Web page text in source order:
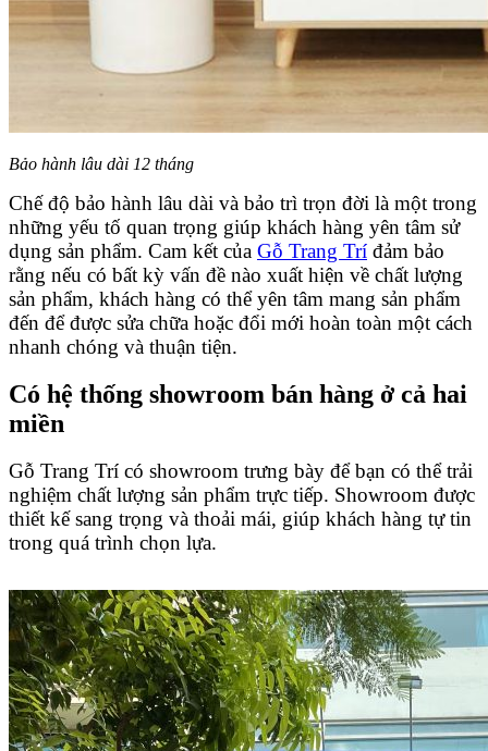
Bảo hành lâu dài 12 tháng
Chế độ bảo hành lâu dài và bảo trì trọn đời là một trong
những yếu tố quan trọng giúp khách hàng yên tâm sử
dụng sản phẩm. Cam kết của Gỗ Trang Trí đảm bảo
rằng nếu có bất kỳ vấn đề nào xuất hiện về chất lượng
sản phẩm, khách hàng có thể yên tâm mang sản phẩm
đến để được sửa chữa hoặc đổi mới hoàn toàn một cách
nhanh chóng và thuận tiện.
Có hệ thống showroom bán hàng ở cả hai
miền
Gỗ Trang Trí có showroom trưng bày để bạn có thể trải
nghiệm chất lượng sản phẩm trực tiếp. Showroom được
thiết kế sang trọng và thoải mái, giúp khách hàng tự tin
trong quá trình chọn lựa.